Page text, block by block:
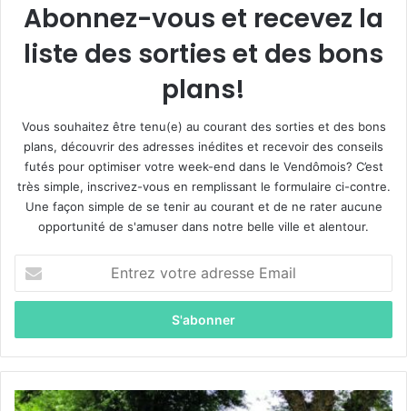
Abonnez-vous et recevez la
liste des sorties et des bons
plans!
Vous souhaitez être tenu(e) au courant des sorties et des bons
plans, découvrir des adresses inédites et recevoir des conseils
futés pour optimiser votre week-end dans le Vendômois? C’est
très simple, inscrivez-vous en remplissant le formulaire ci-contre.
Une façon simple de se tenir au courant et de ne rater aucune
opportunité de s'amuser dans notre belle ville et alentour.
t
e
z
o
D